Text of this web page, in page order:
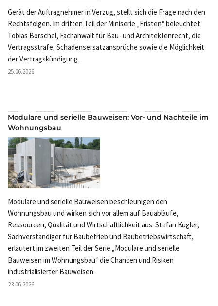
Gerät der Auftragnehmer in Verzug, stellt sich die Frage nach den
Rechtsfolgen. Im dritten Teil der Miniserie „Fristen“ beleuchtet
Tobias Borschel, Fachanwalt für Bau- und Architektenrecht, die
Vertragsstrafe, Schadensersatzansprüche sowie die Möglichkeit
der Vertragskündigung.
25.06.2026
Modulare und serielle Bauweisen: Vor- und Nachteile im
Wohnungsbau
Modulare und serielle Bauweisen beschleunigen den
Wohnungsbau und wirken sich vor allem auf Bauabläufe,
Ressourcen, Qualität und Wirtschaftlichkeit aus. Stefan Kugler,
Sachverständiger für Baubetrieb und Baubetriebswirtschaft,
erläutert im zweiten Teil der Serie „Modulare und serielle
Bauweisen im Wohnungsbau“ die Chancen und Risiken
industrialisierter Bauweisen.
23.06.2026